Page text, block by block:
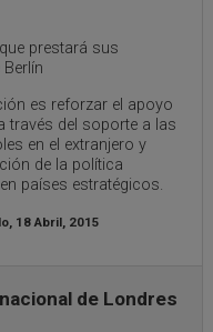
prestará sus
es reforzar el apoyo
través del soporte a las
en el extranjero y
de la política
países estratégicos.
18 Abril, 2015
de Londres